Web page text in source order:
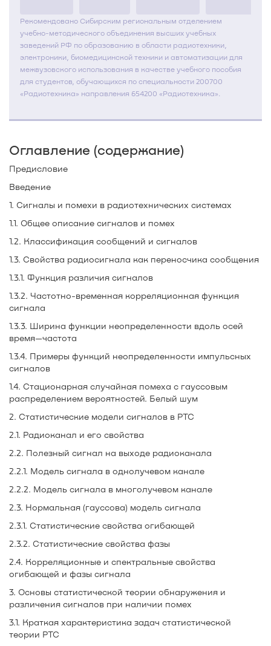
Рекомендовано Сибирским региональным отделением
учебно-методического объединения высших учебных
заведений РФ по образованию в области радиотехники,
электроники, биомедицинской техники и автоматизации для
межвузовского использования в качестве учебного пособия
для студентов, обучающихся по специальности 200700
«Радиотехника» направления 654200 «Радиотехника».
Оглавление (содержание)
Предисловие
Введение
1. Сигналы и помехи в радиотехнических системах
1.1. Общее описание сигналов и помех
1.2. Классификация сообщений и сигналов
1.3. Свойства радиосигнала как переносчика сообщения
1.3.1. Функция различия сигналов
1.3.2. Частотно-временная корреляционная функция
сигнала
1.3.3. Ширина функции неопределенности вдоль осей
время—частота
1.3.4. Примеры функций неопределенности импульсных
сигналов
1.4. Стационарная случайная помеха с гауссовым
распределением вероятностей. Белый шум
2. Статистические модели сигналов в РТС
2.1. Радиоканал и его свойства
2.2. Полезный сигнал на выходе радиоканала
2.2.1. Модель сигнала в однолучевом канале
2.2.2. Модель сигнала в многолучевом канале
2.3. Нормальная (гауссова) модель сигнала
2.3.1. Статистические свойства огибающей
2.3.2. Статистические свойства фазы
2.4. Корреляционные и спектральные свойства
огибающей и фазы сигнала
3. Основы статистической теории обнаружения и
различения сигналов при наличии помех
3.1. Краткая характеристика задач статистической
теории РТС